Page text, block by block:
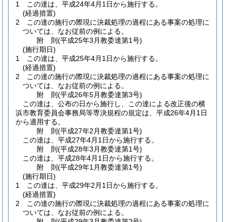
1
この達は、平成24年4月1日から施行する。
(経過措置)
2
この達の施行の際現に決裁処理の過程にある事案の処理に
ついては、なお従前の例による。
附 則(平成25年3月教委達第1号)
(施行期日)
1
この達は、平成25年4月1日から施行する。
(経過措置)
2
この達の施行の際現に決裁処理の過程にある事案の処理に
ついては、なお従前の例による。
附 則(平成26年5月教委達第3号)
この達は、公布の日から施行し、この達による改正後の横
浜市教育委員会事務局等専決規程の規定は、平成26年4月1日
から適用する。
附 則(平成27年2月教委達第1号)
この達は、平成27年4月1日から施行する。
附 則(平成28年3月教委達第1号)
この達は、平成28年4月1日から施行する。
附 則(平成29年1月教委達第1号)
(施行期日)
1
この達は、平成29年2月1日から施行する。
(経過措置)
2
この達の施行の際現に決裁処理の過程にある事案の処理に
ついては、なお従前の例による。